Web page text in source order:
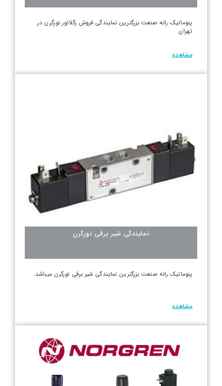
پنوماتیک رانه صنعت بزرگترین نمایندگی فروش رگلاتور نورگرن در
تهران
مشاهده
نمایندگی شیر برقی نورگرن
پنوماتیک رانه صنعت بزرگترین نمایندگی شیر برقی نورگرن میباشد.
مشاهده